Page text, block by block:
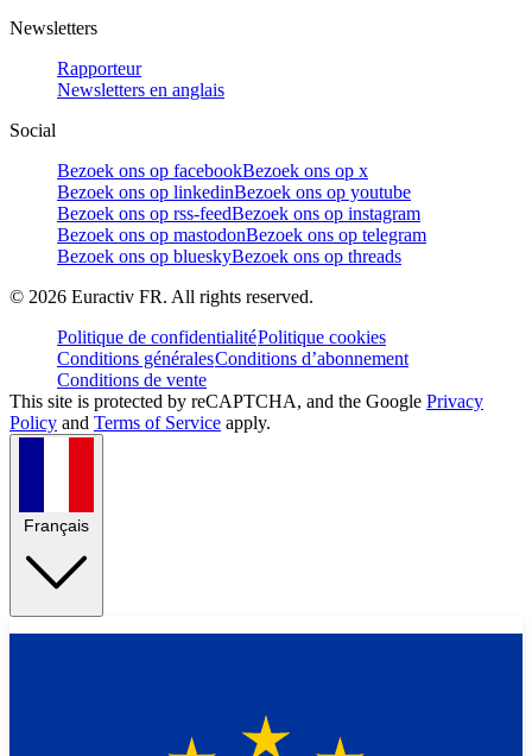
Newsletters
Rapporteur
Newsletters en anglais
Social
Bezoek ons op facebookBezoek ons op x
Bezoek ons op linkedinBezoek ons op youtube
Bezoek ons op rss-feedBezoek ons op instagram
Bezoek ons op mastodonBezoek ons op telegram
Bezoek ons op blueskyBezoek ons op threads
© 2026 Euractiv FR. All rights reserved.
Politique de confidentialitéPolitique cookies
Conditions généralesConditions d’abonnement
Conditions de vente
This site is protected by reCAPTCHA, and the Google Privacy
Policy and Terms of Service apply.
Français